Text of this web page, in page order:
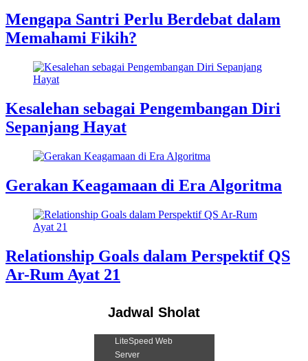
Mengapa Santri Perlu Berdebat dalam
Memahami Fikih?
Kesalehan sebagai Pengembangan Diri
Sepanjang Hayat
Gerakan Keagamaan di Era Algoritma
Relationship Goals dalam Perspektif QS
Ar-Rum Ayat 21
Jadwal Sholat